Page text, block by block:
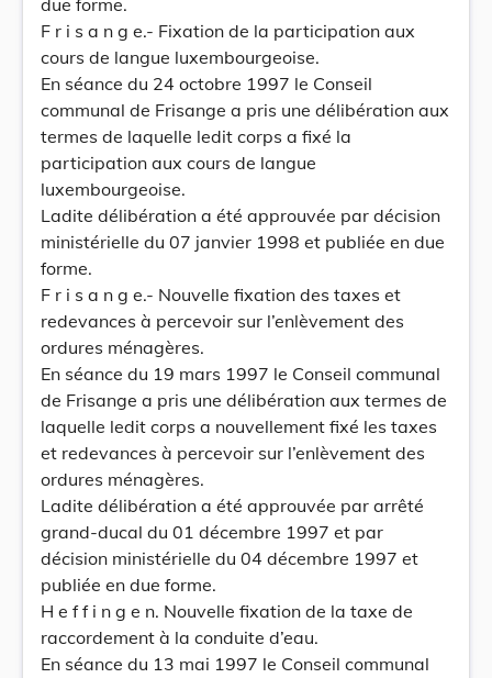
due forme.
F r i s a n g e.- Fixation de la participation aux
cours de langue luxembourgeoise.
En séance du 24 octobre 1997 le Conseil
communal de Frisange a pris une délibération aux
termes de laquelle ledit corps a fixé la
participation aux cours de langue
luxembourgeoise.
Ladite délibération a été approuvée par décision
ministérielle du 07 janvier 1998 et publiée en due
forme.
F r i s a n g e.- Nouvelle fixation des taxes et
redevances à percevoir sur l’enlèvement des
ordures ménagères.
En séance du 19 mars 1997 le Conseil communal
de Frisange a pris une délibération aux termes de
laquelle ledit corps a nouvellement fixé les taxes
et redevances à percevoir sur l’enlèvement des
ordures ménagères.
Ladite délibération a été approuvée par arrêté
grand-ducal du 01 décembre 1997 et par
décision ministérielle du 04 décembre 1997 et
publiée en due forme.
H e f f i n g e n. Nouvelle fixation de la taxe de
raccordement à la conduite d’eau.
En séance du 13 mai 1997 le Conseil communal